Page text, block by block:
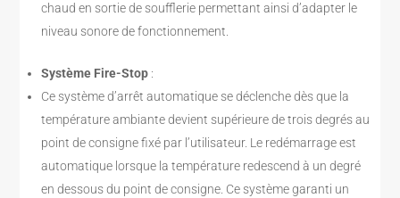
chaud en sortie de soufflerie permettant ainsi d’adapter le
niveau sonore de fonctionnement.
Système Fire-Stop :
Ce système d’arrêt automatique se déclenche dès que la
température ambiante devient supérieure de trois degrés au
point de consigne fixé par l’utilisateur. Le redémarrage est
automatique lorsque la température redescend à un degré
en dessous du point de consigne. Ce système garanti un